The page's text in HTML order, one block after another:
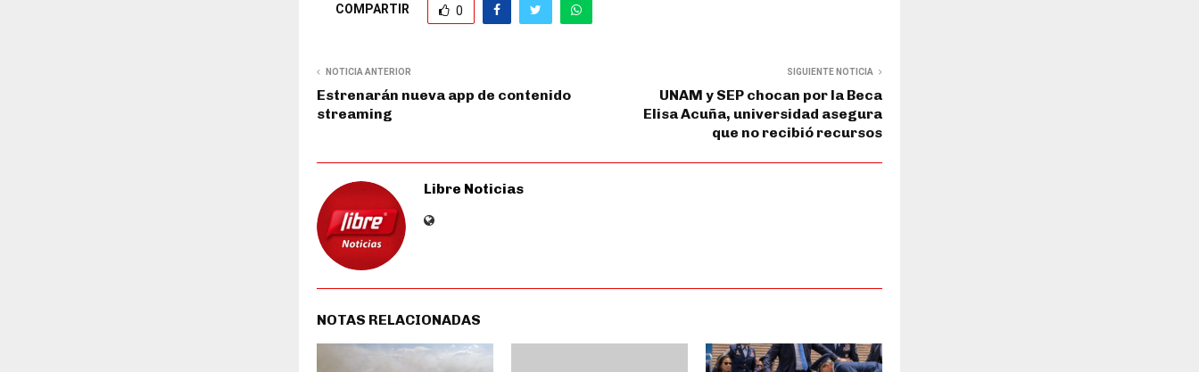
COMPARTIR 0
NOTICIA ANTERIOR
Estrenarán nueva app de contenido
streaming
SIGUIENTE NOTICIA
UNAM y SEP chocan por la Beca
Elisa Acuña, universidad asegura
que no recibió recursos
Libre Noticias
NOTAS RELACIONADAS